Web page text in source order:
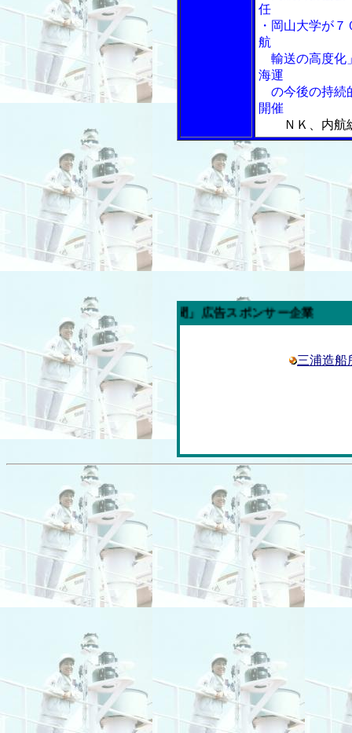
任
・岡山大学が
航
輸送の高度化
海運
の今後の持続
開催
ＮＫ、内
「内航海運新聞」広告スポンサー企業
三浦造船